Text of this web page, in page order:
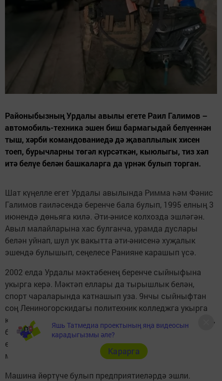
Районыбызның Урдалы авылы егете Раил Галимов –
автомобиль-техника эшен биш бармагыдай белүеннән
тыш, хәрби командованиедә дә җаваплылык хисен
тоеп, бурычларны төгәл күрсәткән, кыюлыгы, тиз хәл
итә белүе белән башкаларга да үрнәк булып торган.
Шат күңелле егет Урдалы авылында Римма һәм Фәнис
Галимов гаиләсендә беренче бала булып, 1995 елның 3
июнендә дөньяга килә. Әти-әнисе колхозда эшләгән.
Авыл малайларына хас булганча, урамда дуслары
белән уйнап, шул ук вакытта әти-әнисенә хуҗалык
эшендә булышып, сеңелесе Ранияне карашып үсә.
2002 елда Урдалы мәктәбенең беренче сыйныфына
укырга керә. Мәктәп еллары да тырышлык белән,
спорт чараларында катнашып уза. 9нчы сыйныфтан
соң Лениногорскидагы политехник колледжга укырга
керә. Укуны тәмамлагач, егет армия сафларына алына,
бер ел артиллерия гаскәрләрендә хезмәт итеп 2017
елда кайта. Армиядән кайткач та, эшкә керү, эшле булу
максаты белән Лениногорск шәһәренә китә.
Машина йөртүче булып предприятиеләрдә эшли.
Яшь Татмедиа проектының яңа видеосын
карадыгызмы әле?
Карарга